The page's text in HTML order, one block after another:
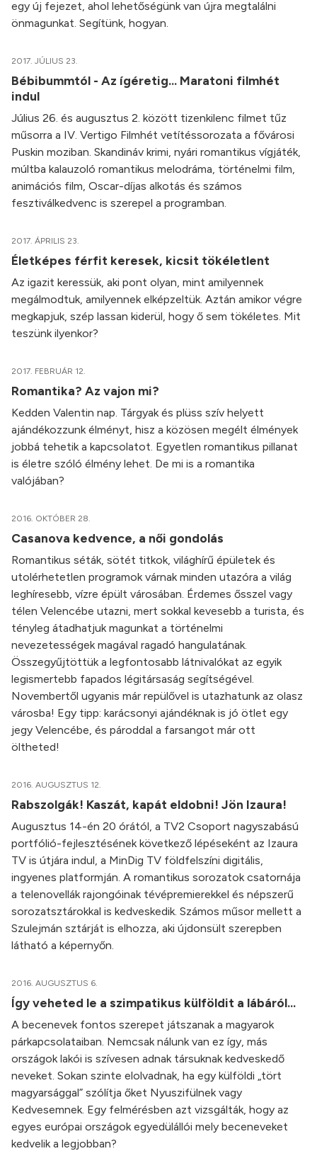
egy új fejezet, ahol lehetőségünk van újra megtalálni
önmagunkat. Segítünk, hogyan.
2017. JÚLIUS 23.
Bébibummtól - Az ígéretig... Maratoni filmhét
indul
Július 26. és augusztus 2. között tizenkilenc filmet tűz
műsorra a IV. Vertigo Filmhét vetítéssorozata a fővárosi
Puskin moziban. Skandináv krimi, nyári romantikus vígjáték,
múltba kalauzoló romantikus melodráma, történelmi film,
animációs film, Oscar-díjas alkotás és számos
fesztiválkedvenc is szerepel a programban.
2017. ÁPRILIS 23.
Életképes férfit keresek, kicsit tökéletlent
Az igazit keressük, aki pont olyan, mint amilyennek
megálmodtuk, amilyennek elképzeltük. Aztán amikor végre
megkapjuk, szép lassan kiderül, hogy ő sem tökéletes. Mit
teszünk ilyenkor?
2017. FEBRUÁR 12.
Romantika? Az vajon mi?
Kedden Valentin nap. Tárgyak és plüss szív helyett
ajándékozzunk élményt, hisz a közösen megélt élmények
jobbá tehetik a kapcsolatot. Egyetlen romantikus pillanat
is életre szóló élmény lehet. De mi is a romantika
valójában?
2016. OKTÓBER 28.
Casanova kedvence, a női gondolás
Romantikus séták, sötét titkok, világhírű épületek és
utolérhetetlen programok várnak minden utazóra a világ
leghíresebb, vízre épült városában. Érdemes ősszel vagy
télen Velencébe utazni, mert sokkal kevesebb a turista, és
tényleg átadhatjuk magunkat a történelmi
nevezetességek magával ragadó hangulatának.
Összegyűjtöttük a legfontosabb látnivalókat az egyik
legismertebb fapados légitársaság segítségével.
Novembertől ugyanis már repülővel is utazhatunk az olasz
városba! Egy tipp: karácsonyi ajándéknak is jó ötlet egy
jegy Velencébe, és pároddal a farsangot már ott
öltheted!
2016. AUGUSZTUS 12.
Rabszolgák! Kaszát, kapát eldobni! Jön Izaura!
Augusztus 14-én 20 órától, a TV2 Csoport nagyszabású
portfólió-fejlesztésének következő lépéseként az Izaura
TV is útjára indul, a MinDig TV földfelszíni digitális,
ingyenes platformján. A romantikus sorozatok csatornája
a telenovellák rajongóinak tévépremierekkel és népszerű
sorozatsztárokkal is kedveskedik. Számos műsor mellett a
Szulejmán sztárját is elhozza, aki újdonsült szerepben
látható a képernyőn.
2016. AUGUSZTUS 6.
Így veheted le a szimpatikus külföldit a lábáról…
A becenevek fontos szerepet játszanak a magyarok
párkapcsolataiban. Nemcsak nálunk van ez így, más
országok lakói is szívesen adnak társuknak kedveskedő
neveket. Sokan szinte elolvadnak, ha egy külföldi „tört
magyarsággal” szólítja őket Nyuszifülnek vagy
Kedvesemnek. Egy felmérésben azt vizsgálták, hogy az
egyes európai országok egyedülállói mely beceneveket
kedvelik a legjobban?